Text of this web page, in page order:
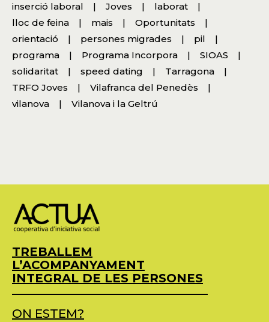
inserció laboral
Joves
laborat
lloc de feina
mais
Oportunitats
orientació
persones migrades
pil
programa
Programa Incorpora
SIOAS
solidaritat
speed dating
Tarragona
TRFO Joves
Vilafranca del Penedès
vilanova
Vilanova i la Geltrú
TREBALLEM
L’ACOMPANYAMENT
INTEGRAL DE LES PERSONES
ON ESTEM?